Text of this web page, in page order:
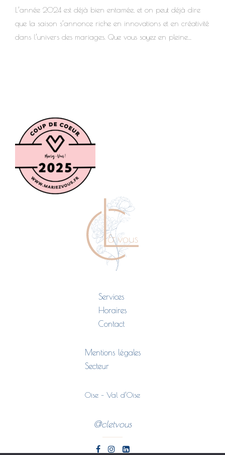
L’année 2024 est déjà bien entamée, et on peut déjà dire
que la saison s’annonce riche en innovations et en créativité
dans l’univers des mariages. Que vous soyez en pleine
demandez quelles palettes de couleurs vont dominer en
2024 ? Ou quels types de fleurs choisir pour une
décoration florale à la fois belle et écologique ? Nous
Services
Horaires
Contact
Mentions légales
Secteur
Oise – Val d’Oise
@cletvous